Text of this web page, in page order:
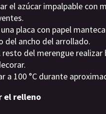
el azúcar impalpable con
placa con papel
del ancho del arrollado.
resto del merengue
a 100 °C durante
el relleno